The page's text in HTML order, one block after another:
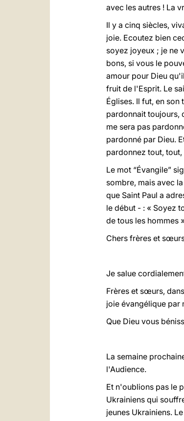
avec les autres ! La
Il y a cinq siècles,
joie. Ecoutez bien
soyez joyeux ; je ne
bons, si vous le
amour pour Dieu
fruit de l'Esprit. Le
Églises. Il fut, en
pardonnait toujours,
me sera pas
pardonné par Dieu.
pardonnez tout, tout,
Le mot “Évangile”
sombre, mais avec
que Saint Paul a
le début - : « Soyez
de tous les hommes
Chers frères et
Je salue
Frères et sœurs,
joie évangélique par
Que Dieu vous
La semaine
l'Audience.
Et n'oublions pas le
Ukrainiens qui
jeunes Ukrainiens.